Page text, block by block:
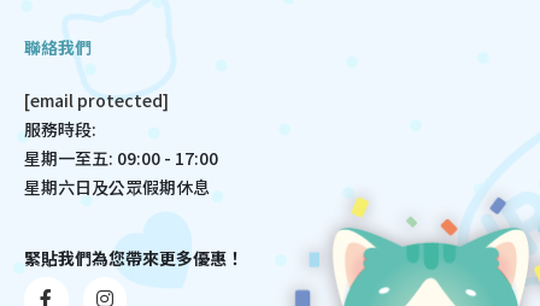
聯絡我們
[email protected]
服務時段:
星期一至五: 09:00 - 17:00
星期六日及公眾假期休息
緊貼我們為您帶來更多優惠！